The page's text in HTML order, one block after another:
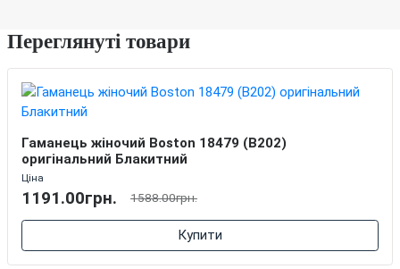
Переглянуті товари
Гаманець жіночий Boston 18479 (B202)
оригінальний Блакитний
Ціна
1191.00грн. 1588.00грн.
Купити